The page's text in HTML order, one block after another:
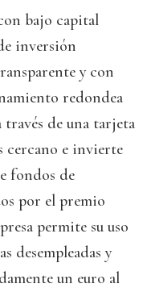
bajo capital
inversión
y con
redondea
través de una tarjeta
cercano e invierte
fondos de
por el premio
permite su uso
desempleadas y
un euro al